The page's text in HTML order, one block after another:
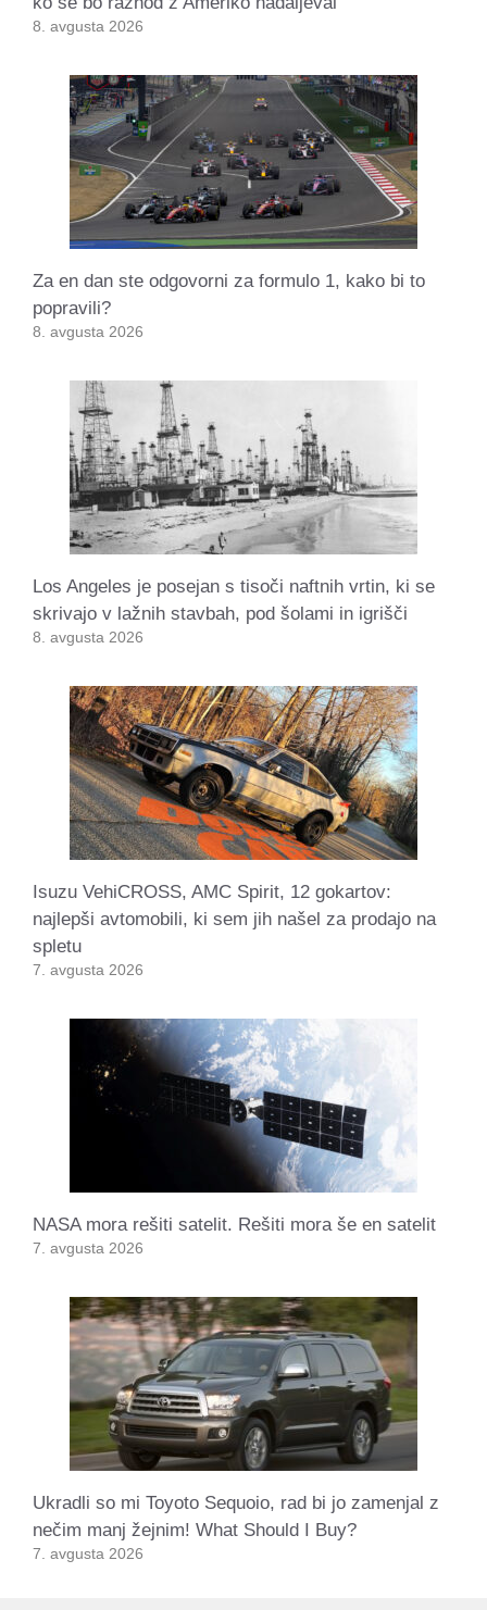
8. avgusta 2026
Za en dan ste odgovorni za formulo 1, kako bi to
popravili?
8. avgusta 2026
Los Angeles je posejan s tisoči naftnih vrtin, ki se
skrivajo v lažnih stavbah, pod šolami in igrišči
8. avgusta 2026
Isuzu VehiCROSS, AMC Spirit, 12 gokartov:
najlepši avtomobili, ki sem jih našel za prodajo na
spletu
7. avgusta 2026
NASA mora rešiti satelit. Rešiti mora še en satelit
7. avgusta 2026
Ukradli so mi Toyoto Sequoio, rad bi jo zamenjal z
nečim manj žejnim! What Should I Buy?
7. avgusta 2026